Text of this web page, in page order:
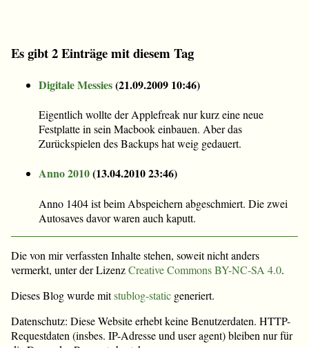
Es gibt 2 Einträge mit diesem Tag
Digitale Messies(21.09.2009 10:46)
Eigentlich wollte der Applefreak nur kurz eine neue
Festplatte in sein Macbook einbauen. Aber das
Zurückspielen des Backups hat weig gedauert.
Anno 2010(13.04.2010 23:46)
Anno 1404 ist beim Abspeichern abgeschmiert. Die zwei
Autosaves davor waren auch kaputt.
Die von mir verfassten Inhalte stehen, soweit nicht anders
vermerkt, unter der LizenzCreative Commons BY-NC-SA 4.0.
Dieses Blog wurde mitstublog-static generiert.
Datenschutz: Diese Website erhebt keine Benutzerdaten. HTTP-
Requestdaten (insbes. IP-Adresse und user agent) bleiben nur für